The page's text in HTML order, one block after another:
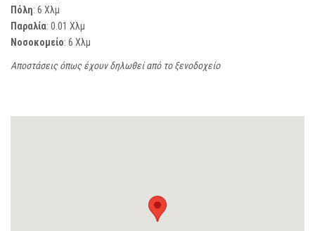
Πόλη: 6 Χλμ
Παραλία: 0.01 Χλμ
Νοσοκομείο: 6 Χλμ
Αποστάσεις όπως έχουν δηλωθεί από το ξενοδοχείο